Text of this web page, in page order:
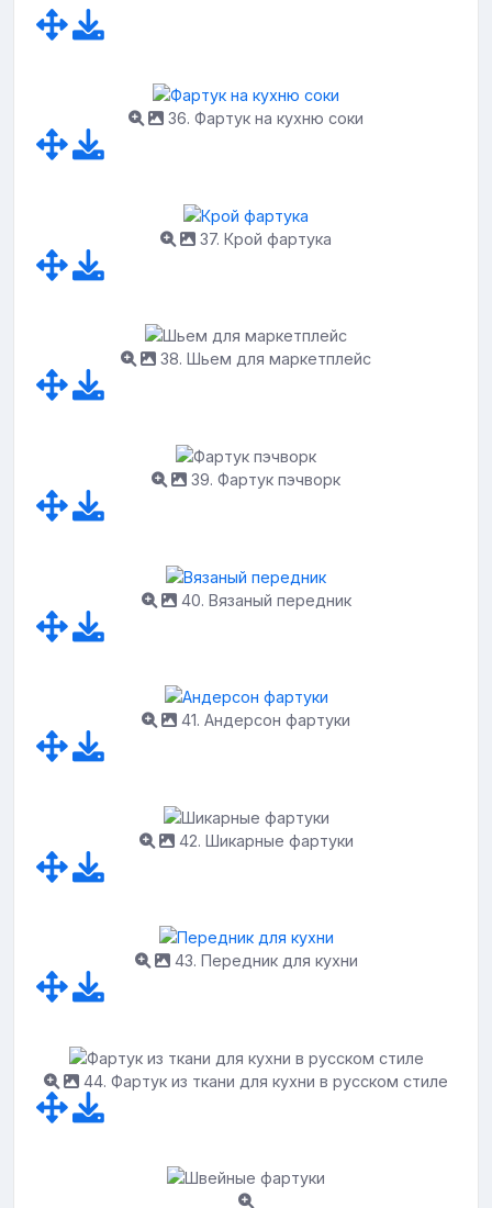
36. Фартук на кухню соки
37. Крой фартука
38. Шьем для маркетплейс
39. Фартук пэчворк
40. Вязаный передник
41. Андерсон фартуки
42. Шикарные фартуки
43. Передник для кухни
44. Фартук из ткани для кухни в русском стиле